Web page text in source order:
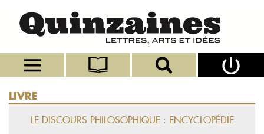
LIVRE
LE DISCOURS PHILOSOPHIQUE : ENCYCLOPÉDIE